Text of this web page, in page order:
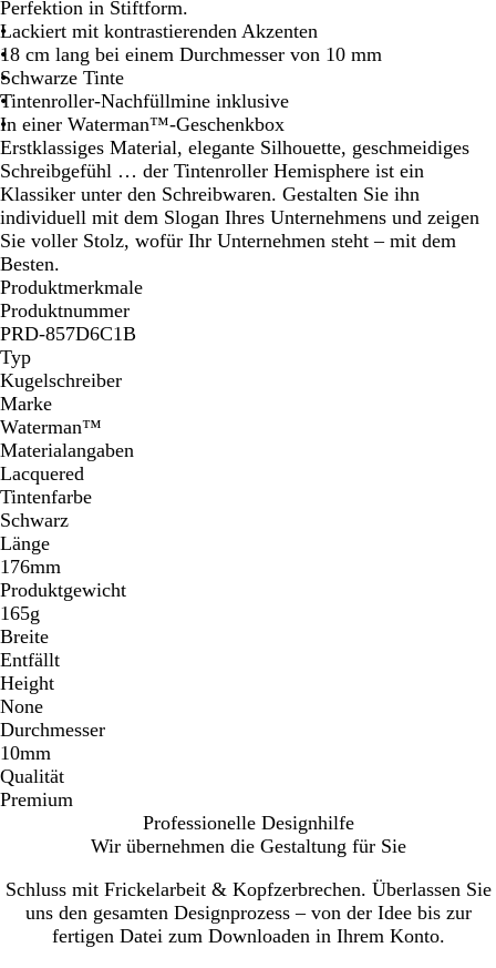
c
h
w
a
r
z
/
S
i
l
b
e
r
Perfektion in Stiftform.
Lackiert mit kontrastierenden Akzenten
18 cm lang bei einem Durchmesser von 10 mm
Schwarze Tinte
Tintenroller-Nachfüllmine inklusive
In einer Waterman™-Geschenkbox
Erstklassiges Material, elegante Silhouette, geschmeidiges
Schreibgefühl … der Tintenroller Hemisphere ist ein
Klassiker unter den Schreibwaren. Gestalten Sie ihn
individuell mit dem Slogan Ihres Unternehmens und zeigen
Sie voller Stolz, wofür Ihr Unternehmen steht – mit dem
Besten.
Produktmerkmale
Produktnummer
PRD-857D6C1B
Typ
Kugelschreiber
Marke
Waterman™
Materialangaben
Lacquered
Tintenfarbe
Schwarz
Länge
176mm
Produktgewicht
165g
Breite
Entfällt
Height
None
Durchmesser
10mm
Qualität
Premium
Professionelle Designhilfe
Wir übernehmen die Gestaltung für Sie
Schluss mit Frickelarbeit & Kopfzerbrechen. Überlassen Sie
uns den gesamten Designprozess – von der Idee bis zur
fertigen Datei zum Downloaden in Ihrem Konto.